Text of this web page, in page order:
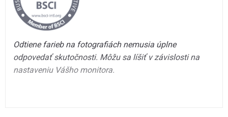
Odtiene farieb na fotografiách nemusia úplne
odpovedať skutočnosti. Môžu sa líšiť v závislosti na
nastaveniu Vášho monitora.